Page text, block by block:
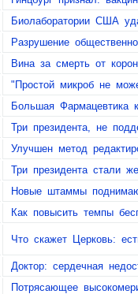
Биолаборатории США
Разрушение
Вина за смерть от
"Простой микроб не
Большая Фармацевтика
Три президента, не
Улучшен метод
Три президента стали
Новые штаммы
Как повысить темпы
Что скажет Церковь:
Доктор: сердечная
Потрясающее